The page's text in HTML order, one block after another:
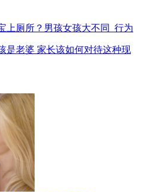
上厕所？男孩女孩大不同_行为
是老婆 家长该如何对待这种现